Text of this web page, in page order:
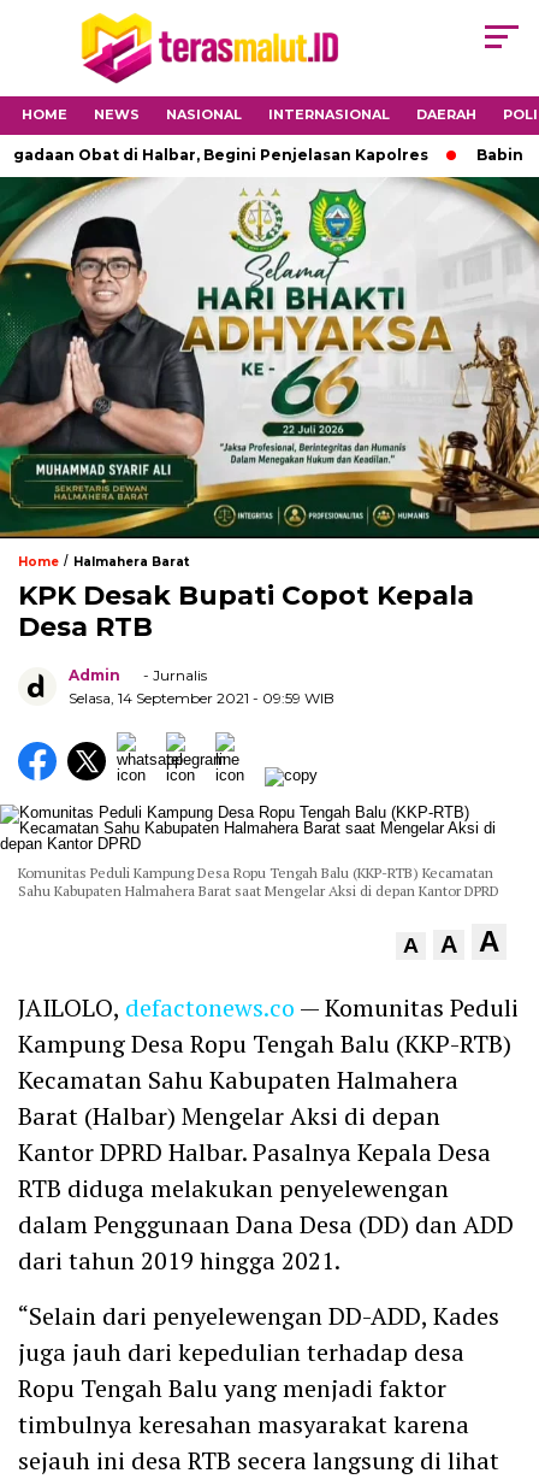
HOME NEWS NASIONAL INTERNASIONAL DAERAH
Obat di Halbar, Begini Penjelasan Kapolres Babinsa
Home / Halmahera Barat
KPK Desak Bupati Copot Kepala
Desa RTB
Admin
- Jurnalis
Selasa, 14 September 2021 - 09:59 WIB
Komunitas Peduli Kampung Desa Ropu Tengah Balu (KKP-RTB) Kecamatan
Sahu Kabupaten Halmahera Barat saat Mengelar Aksi di depan Kantor DPRD
A A A
JAILOLO, defactonews.co — Komunitas Peduli
Kampung Desa Ropu Tengah Balu (KKP-RTB)
Kecamatan Sahu Kabupaten Halmahera
Barat (Halbar) Mengelar Aksi di depan
Kantor DPRD Halbar. Pasalnya Kepala Desa
RTB diduga melakukan penyelewengan
dalam Penggunaan Dana Desa (DD) dan ADD
dari tahun 2019 hingga 2021.
“Selain dari penyelewengan DD-ADD, Kades
juga jauh dari kepedulian terhadap desa
Ropu Tengah Balu yang menjadi faktor
timbulnya keresahan masyarakat karena
sejauh ini desa RTB secera langsung di lihat